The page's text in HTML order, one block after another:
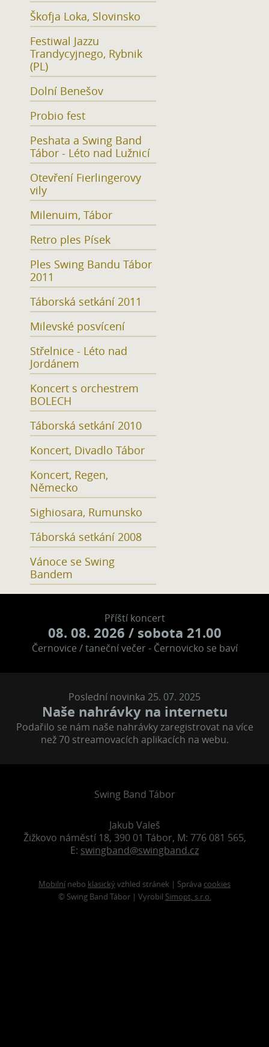
Škofja Loka, Slovinsko
Festiwal Jazzu
Trandycyjnego, Rybnik
(PL)
Dolní Benešov
Probio fest
Peshata a Swing Band
Tábor - Léto nad Lužnicí
Otevření Fierlingerovy
vily
Milenuim, Tábor
Retro ples Písek
Ples Swing Bandu Tábor
2011
Táborská setkání 2011
Milevské posvícení
Střelnice - Léto nad
Jordánem
Koncert s orchestrem
BOLECH
Táborská setkání 2010
Koncert, Divadlo Tábor
Koncert, Regen,
Německo
Sighiosara, Rumunsko
Táborská setkání 2008
Vánoce se Swing
Bandem
Příští koncert
08. 08. 2026 / sobota 21.00
Černovice / taneční večer - Černovicko se baví
Poslední novinka 25. 07. 2025
Naše nahrávky na internetu
Podařilo se nám naše nahrávky zaregistrovat na více
než 70 streamovacích aplikacích na webu.
Swing Band Tábor
Jakub Valeš
Žižkovo náměstí 18, 390 01 Tábor, M: 776 081 565,
E: swingband@swingband.cz
Mobilní nebo klasickývzhled stránek | Správa cookies
© Swing Band Tábor | Vyrobil Simopt, s.r.o.